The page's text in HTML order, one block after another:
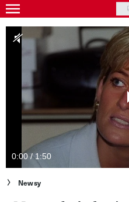
Skip
to
main
content
Gwiazdy
Ludzie
Uroda
Styl życia
Kultura
Wideo
0:00 / 1:50
Newsy